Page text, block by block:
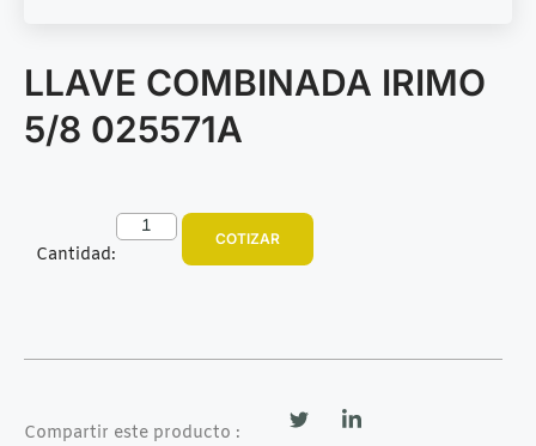
LLAVE COMBINADA IRIMO
5/8 025571A
Cantidad:
COTIZAR
Compartir este producto :